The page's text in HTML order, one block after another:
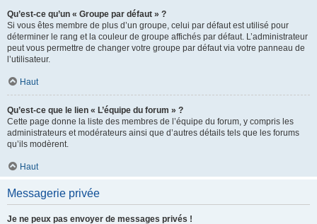
Qu’est-ce qu’un « Groupe par défaut » ?
Si vous êtes membre de plus d’un groupe, celui par défaut est utilisé pour
déterminer le rang et la couleur de groupe affichés par défaut. L’administrateur
peut vous permettre de changer votre groupe par défaut via votre panneau de
l’utilisateur.
Haut
Qu’est-ce que le lien « L’équipe du forum » ?
Cette page donne la liste des membres de l’équipe du forum, y compris les
administrateurs et modérateurs ainsi que d’autres détails tels que les forums
qu’ils modèrent.
Haut
Messagerie privée
Je ne peux pas envoyer de messages privés !